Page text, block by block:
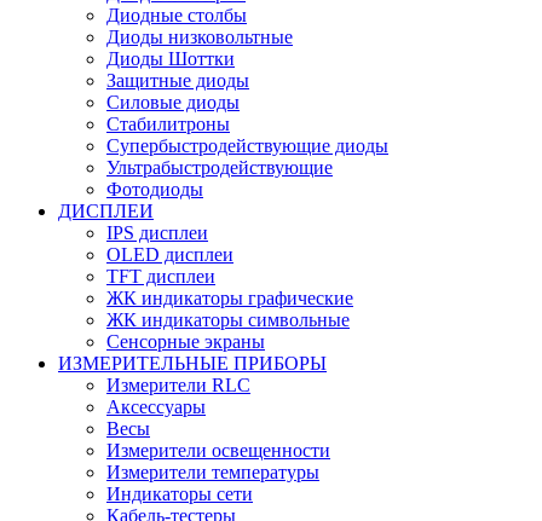
Диодные столбы
Диоды низковольтные
Диоды Шоттки
Защитные диоды
Силовые диоды
Стабилитроны
Супербыстродействующие диоды
Ультрабыстродействующие
Фотодиоды
ДИСПЛЕИ
IPS дисплеи
OLED дисплеи
TFT дисплеи
ЖК индикаторы графические
ЖК индикаторы символьные
Сенсорные экраны
ИЗМЕРИТЕЛЬНЫЕ ПРИБОРЫ
Измерители RLC
Аксессуары
Весы
Измерители освещенности
Измерители температуры
Индикаторы сети
Кабель-тестеры